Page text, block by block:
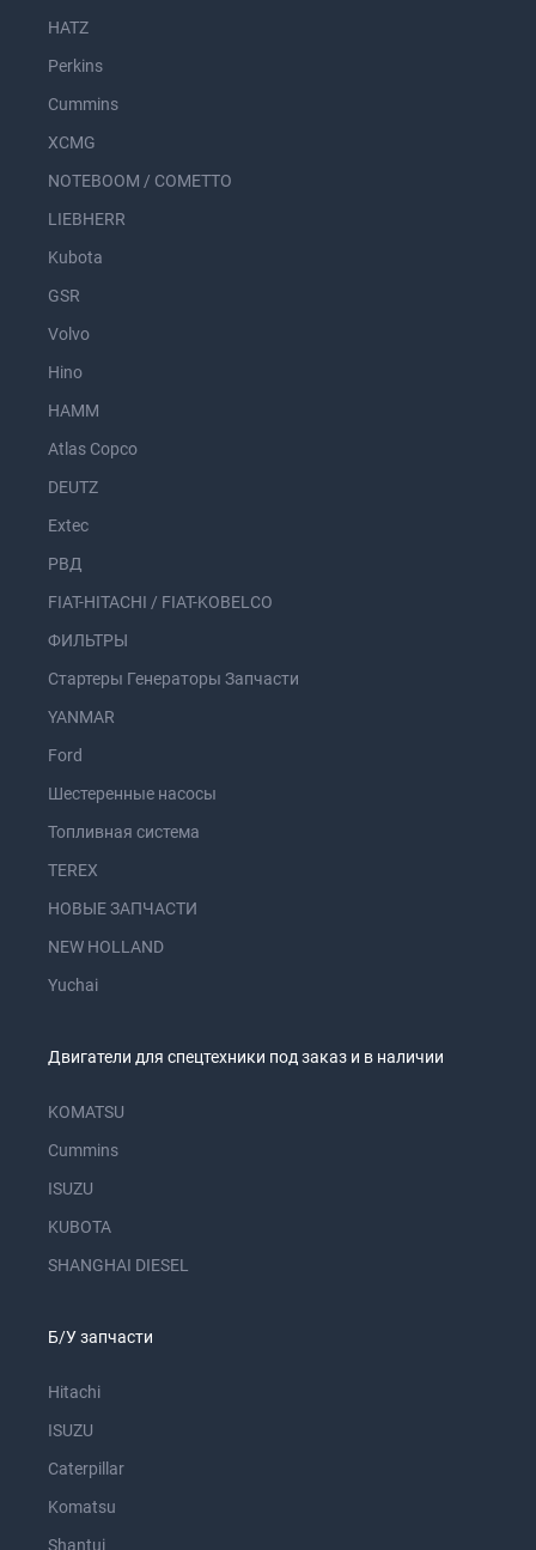
HATZ
Perkins
Cummins
XCMG
NOTEBOOM / COMETTO
LIEBHERR
Kubota
GSR
Volvo
Hino
HAMM
Atlas Copco
DEUTZ
Extec
РВД
FIAT-HITACHI / FIAT-KOBELCO
ФИЛЬТРЫ
Стартеры Генераторы Запчасти
YANMAR
Ford
Шестеренные насосы
Топливная система
TEREX
НОВЫЕ ЗАПЧАСТИ
NEW HOLLAND
Yuchai
Двигатели для спецтехники под заказ и в наличии
KOMATSU
Cummins
ISUZU
KUBOTA
SHANGHAI DIESEL
Б/У запчасти
Hitachi
ISUZU
Caterpillar
Komatsu
Shantui